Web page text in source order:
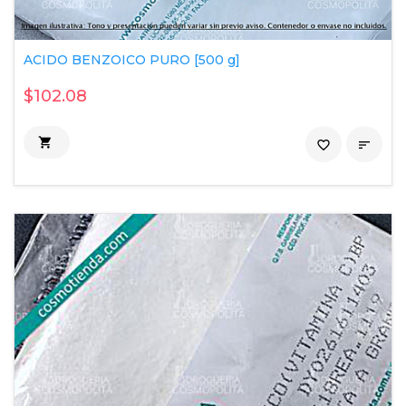
ACIDO BENZOICO PURO [500 g]
$102.08
 
favorite_border